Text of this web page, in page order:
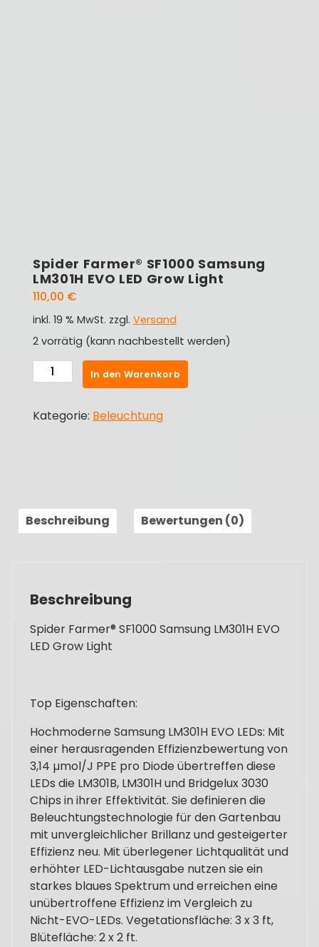
Spider Farmer® SF1000 Samsung
LM301H EVO LED Grow Light
110,00 €
inkl. 19 % MwSt. zzgl. Versand
2 vorrätig (kann nachbestellt werden)
Spider
Farmer®
Samsung
Light
Menge
In den Warenkorb
Kategorie: Beleuchtung
Beschreibung Bewertungen (0)
Beschreibung
Spider Farmer® SF1000 Samsung LM301H EVO
LED Grow Light
Top Eigenschaften:
Hochmoderne Samsung LM301H EVO LEDs: Mit
einer herausragenden Effizienzbewertung von
3,14 µmol/J PPE pro Diode übertreffen diese
LEDs die LM301B, LM301H und Bridgelux 3030
Chips in ihrer Effektivität. Sie definieren die
Beleuchtungstechnologie für den Gartenbau
mit unvergleichlicher Brillanz und gesteigerter
Effizienz neu. Mit überlegener Lichtqualität und
erhöhter LED-Lichtausgabe nutzen sie ein
starkes blaues Spektrum und erreichen eine
unübertroffene Effizienz im Vergleich zu
Nicht-EVO-LEDs. Vegetationsfläche: 3 x 3 ft,
Blütefläche: 2 x 2 ft.